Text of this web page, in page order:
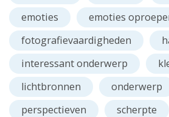
emoties
emoties
fotografievaardigheden
interessant onderwerp
lichtbronnen
onderwerp
perspectieven
scherpte